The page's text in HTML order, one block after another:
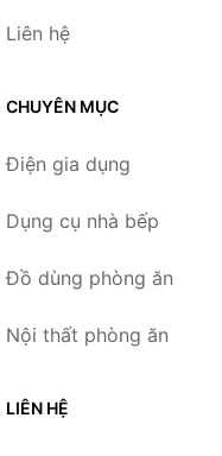
Liên hệ
CHUYÊN MỤC
Điện gia dụng
Dụng cụ nhà bếp
Đồ dùng phòng ăn
Nội thất phòng ăn
LIÊN HỆ